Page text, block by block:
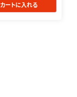
カートに入れる